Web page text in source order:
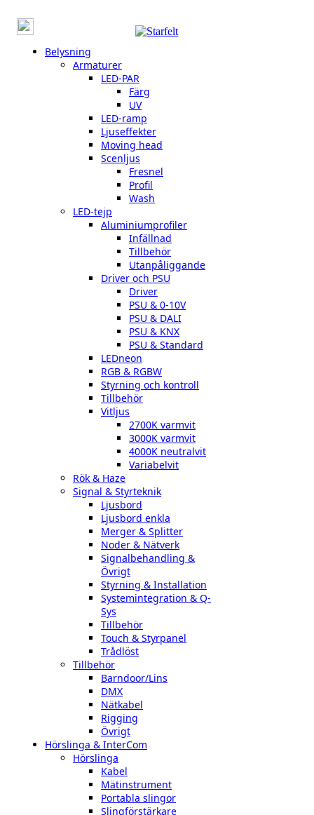
Belysning
Armaturer
LED-PAR
Färg
UV
LED-ramp
Ljuseffekter
Moving head
Scenljus
Fresnel
Profil
Wash
LED-tejp
Aluminiumprofiler
Infällnad
Tillbehör
Utanpåliggande
Driver och PSU
Driver
PSU & 0-10V
PSU & DALI
PSU & KNX
PSU & Standard
LEDneon
RGB & RGBW
Styrning och kontroll
Tillbehör
Vitljus
2700K varmvit
3000K varmvit
4000K neutralvit
Variabelvit
Rök & Haze
Signal & Styrteknik
Ljusbord
Ljusbord enkla
Merger & Splitter
Noder & Nätverk
Signalbehandling &
Övrigt
Styrning & Installation
Systemintegration & Q-
Sys
Tillbehör
Touch & Styrpanel
Trådlöst
Tillbehör
Barndoor/Lins
DMX
Nätkabel
Rigging
Övrigt
Hörslinga & InterCom
Hörslinga
Kabel
Mätinstrument
Portabla slingor
Slingförstärkare